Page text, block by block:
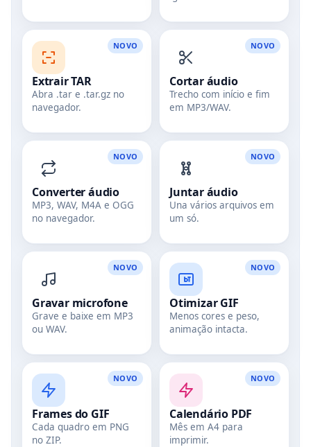
NOVO
Extrair TAR
Abra .tar e .tar.gz no
navegador.
NOVO
Cortar áudio
Trecho com início e fim
em MP3/WAV.
NOVO
Converter áudio
MP3, WAV, M4A e OGG
no navegador.
NOVO
Juntar áudio
Una vários arquivos em
um só.
NOVO
Gravar microfone
Grave e baixe em MP3
ou WAV.
NOVO
Otimizar GIF
Menos cores e peso,
animação intacta.
NOVO
Frames do GIF
Cada quadro em PNG
no ZIP.
NOVO
Calendário PDF
Mês em A4 para
imprimir.